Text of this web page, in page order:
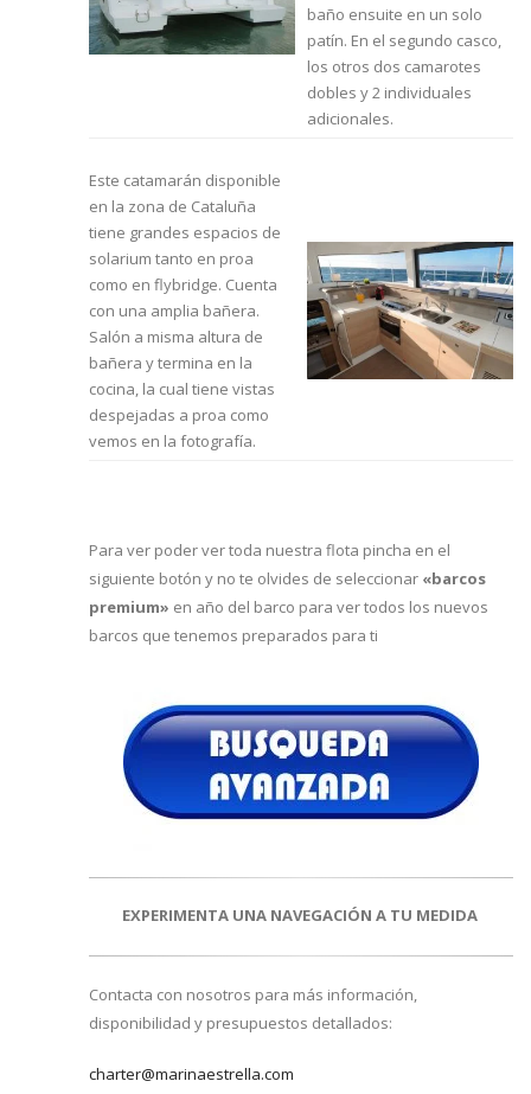
baño ensuite en un solo
patín. En el segundo casco,
los otros dos camarotes
dobles y 2 individuales
adicionales.
Este catamarán disponible
en la zona de Cataluña
tiene grandes espacios de
solarium tanto en proa
como en flybridge. Cuenta
con una amplia bañera.
Salón a misma altura de
bañera y termina en la
cocina, la cual tiene vistas
despejadas a proa como
vemos en la fotografía.
Para ver poder ver toda nuestra flota pincha en el
siguiente botón y no te olvides de seleccionar «barcos
premium» en año del barco para ver todos los nuevos
barcos que tenemos preparados para ti
EXPERIMENTA UNA NAVEGACIÓN A TU MEDIDA
Contacta con nosotros para más información,
disponibilidad y presupuestos detallados:
charter@marinaestrella.com